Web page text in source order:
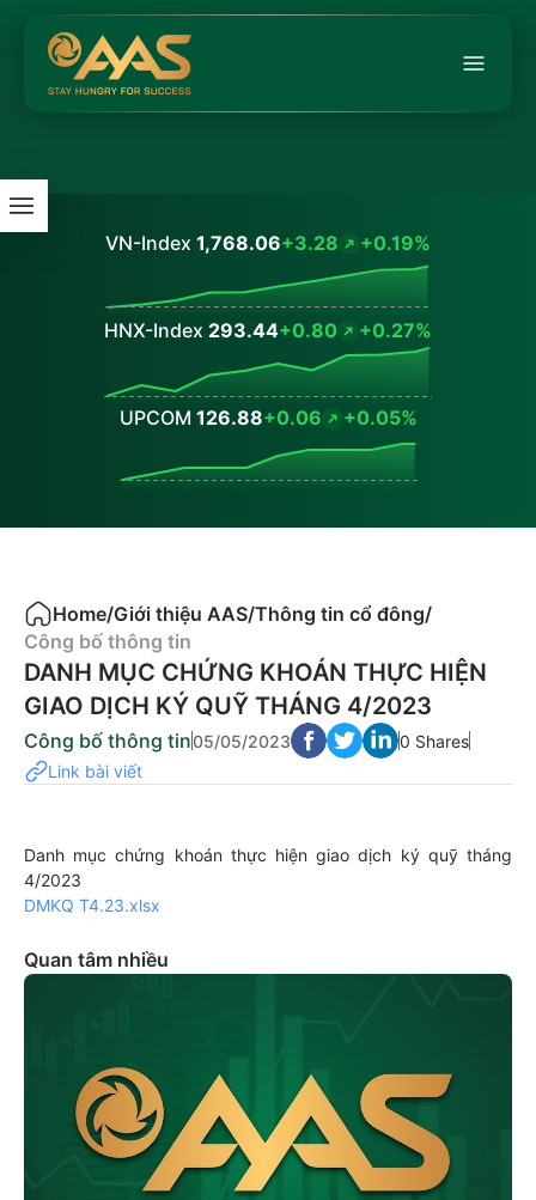
VN-Index 1,768.06+3.28 +0.19%
HNX-Index 293.44+0.80 +0.27%
UPCOM 126.88+0.06 +0.05%
Home/Giới thiệu AAS/Thông tin cổ đông/
Công bố thông tin
DANH MỤC CHỨNG KHOÁN THỰC HIỆN
GIAO DỊCH KÝ QUỸ THÁNG 4/2023
Công bố thông tin05/05/2023
0 Shares
Link bài viết
Danh mục chứng khoán thực hiện giao dịch ký quỹ tháng
4/2023
DMKQ T4.23.xlsx
Quan tâm nhiều